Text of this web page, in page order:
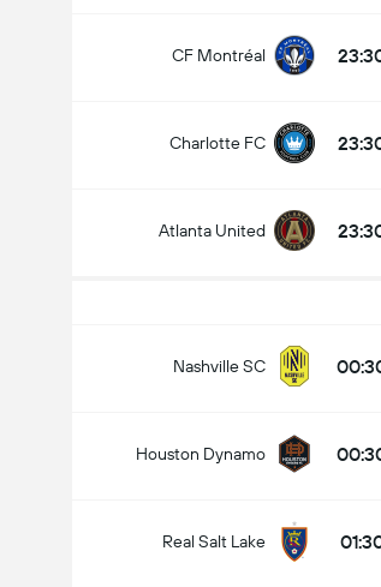
CF Montréal
Charlotte FC
Atlanta United
Nashville SC
Houston Dynamo
Real Salt Lake